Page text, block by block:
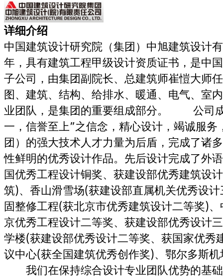
详细介绍
中国建筑设计研究院（集团）中旭建筑设计
年，具有建筑工程甲级设计资质证书，是中
子公司，由集团副院长、总建筑师崔愷大师
图、建筑、结构、给排水、暖通、电气、室
业团队，是集团的重要组成部分。 公司成
一，信誉至上”之信念，精心设计，竭诚服
团）的强大技术人才力量为后盾，完成了诸
性鲜明的优秀设计作品。先后设计完成了外
国优秀工程设计铜奖、获建设部优秀建筑设
筑)、香山滑雪场(获建设部直属机关优秀设
固整修工程(获北京市优秀建筑设计二等奖)
京优秀工程设计二等奖、获建设部优秀设计
学楼(获建设部优秀设计二等奖、获国家优秀
议中心(获全国建筑优秀创作奖)、鄂尔多斯
我们在保持综合设计专业团队优势的基础